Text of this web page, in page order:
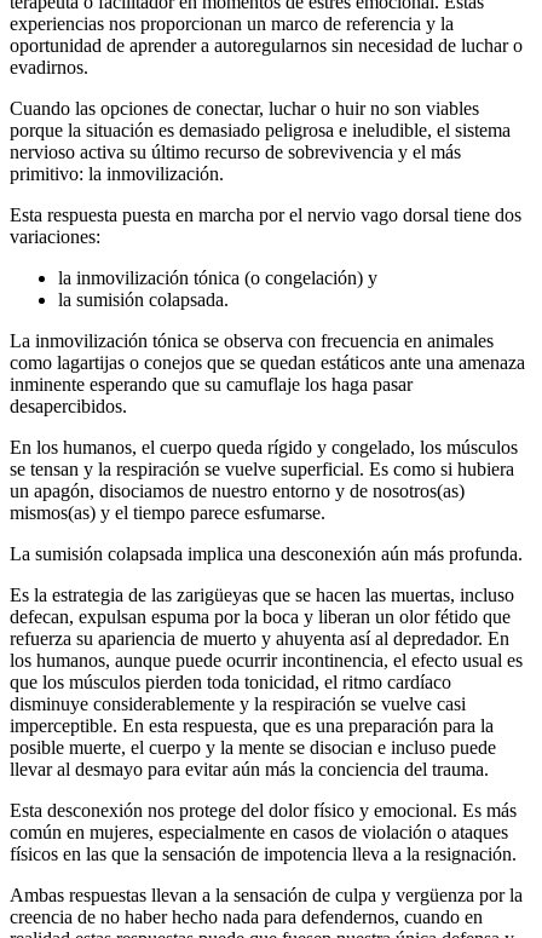
experiencias nos proporcionan un marco de referencia y la
oportunidad de aprender a autoregularnos sin necesidad de luchar o
evadirnos.
Cuando las opciones de conectar, luchar o huir no son viables
porque la situación es demasiado peligrosa e ineludible, el sistema
nervioso activa su último recurso de sobrevivencia y el más
primitivo: la inmovilización.
Esta respuesta puesta en marcha por el nervio vago dorsal tiene dos
variaciones:
la inmovilización tónica (o congelación) y
la sumisión colapsada.
La inmovilización tónica se observa con frecuencia en animales
como lagartijas o conejos que se quedan estáticos ante una amenaza
inminente esperando que su camuflaje los haga pasar
desapercibidos.
En los humanos, el cuerpo queda rígido y congelado, los músculos
se tensan y la respiración se vuelve superficial. Es como si hubiera
un apagón, disociamos de nuestro entorno y de nosotros(as)
mismos(as) y el tiempo parece esfumarse.
La sumisión colapsada implica una desconexión aún más profunda.
Es la estrategia de las zarigüeyas que se hacen las muertas, incluso
defecan, expulsan espuma por la boca y liberan un olor fétido que
refuerza su apariencia de muerto y ahuyenta así al depredador. En
los humanos, aunque puede ocurrir incontinencia, el efecto usual es
que los músculos pierden toda tonicidad, el ritmo cardíaco
disminuye considerablemente y la respiración se vuelve casi
imperceptible. En esta respuesta, que es una preparación para la
posible muerte, el cuerpo y la mente se disocian e incluso puede
llevar al desmayo para evitar aún más la conciencia del trauma.
Esta desconexión nos protege del dolor físico y emocional. Es más
común en mujeres, especialmente en casos de violación o ataques
físicos en las que la sensación de impotencia lleva a la resignación.
Ambas respuestas llevan a la sensación de culpa y vergüenza por la
creencia de no haber hecho nada para defendernos, cuando en